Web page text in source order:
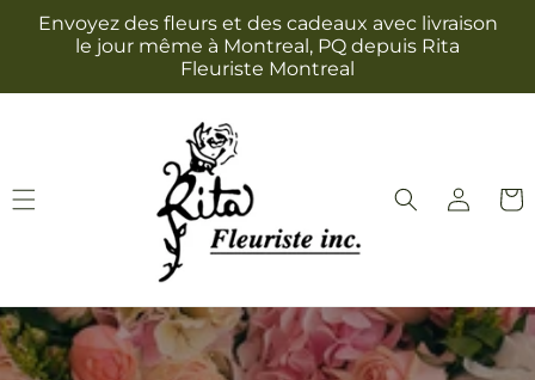
passer
Envoyez des fleurs et des cadeaux avec livraison
le jour même à Montreal, PQ depuis Rita
Fleuriste Montreal
Connexion